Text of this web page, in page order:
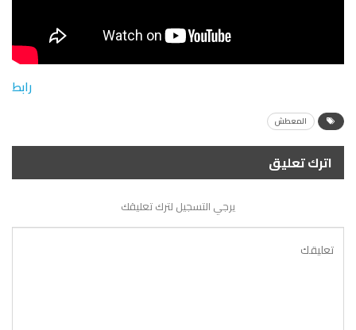
رابط
المعطش
اترك تعليق
يرجي التسجيل لترك تعليقك